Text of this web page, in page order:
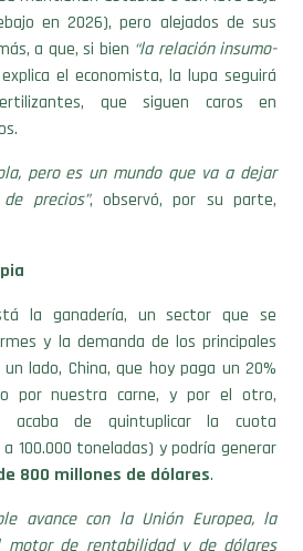
a que, si bien“la relación insumo-
el economista, la lupa seguirá
que siguen caros en
pero es un mundo que va a dejar
precios” , observó, por su parte,
la ganadería, un sector que se
y la demanda de los principales
un lado, China, que hoy paga un 20%
por nuestra carne, y por el otro,
acaba de quintuplicar la cuota
100.000 toneladas) y podría generar
800 millones de dólares.
avance con la Unión Europea, la
de rentabilidad y de dólares
la oferta restringida y la